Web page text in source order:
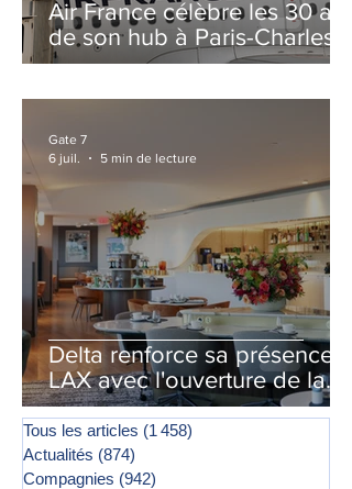
Air France célèbre les 30 ans
de son hub à Paris-Charles
de Gaulle
Delta renforce sa présence à
LAX avec l'ouverture de la
première phase d'un second
salon Delta One
Gate 7
6 juil.
5 min de lecture
Tous les articles (1 458)
Actualités (874)
Compagnies (942)